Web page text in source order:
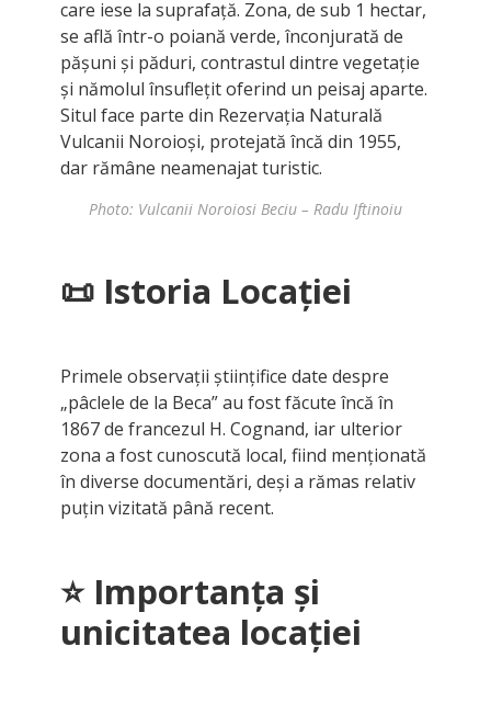
care iese la suprafață. Zona, de sub 1 hectar,
se află într-o poiană verde, înconjurată de
pășuni și păduri, contrastul dintre vegetație
și nămolul însuflețit oferind un peisaj aparte.
Situl face parte din Rezervația Naturală
Vulcanii Noroioși, protejată încă din 1955,
dar rămâne neamenajat turistic.
Photo: Vulcanii Noroiosi Beciu – Radu Iftinoiu
📜 Istoria Locației
Primele observații științifice date despre
„pâclele de la Beca” au fost făcute încă în
1867 de francezul H. Cognand, iar ulterior
zona a fost cunoscută local, fiind menționată
în diverse documentări, deși a rămas relativ
puțin vizitată până recent.
⭐ Importanța și
unicitatea locației